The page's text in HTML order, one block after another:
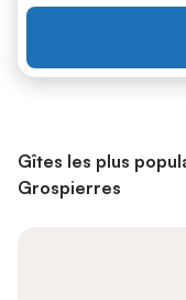
Gîtes les plus
Grospierres